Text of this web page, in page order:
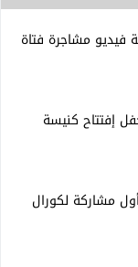
فيديو مشاجرة فتاة
إفتتاح كنيسة
مشاركة لكورال